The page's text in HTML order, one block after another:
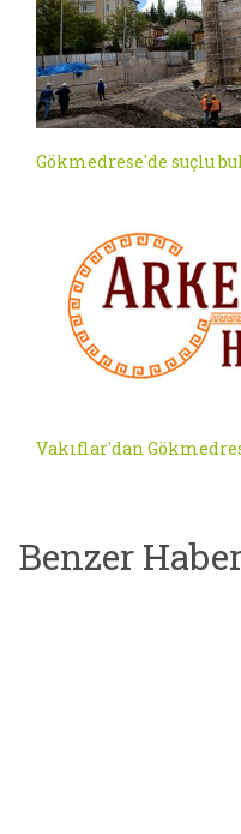
Gökmedrese'de suçlu
Vakıflar'dan
Benzer